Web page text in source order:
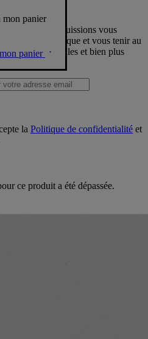
mon panier
panier
que nous puissions vous
Diptyque et vous tenir au
offres spéciales et bien plus
la Politique de confidentialité et
ce produit a été dépassée.